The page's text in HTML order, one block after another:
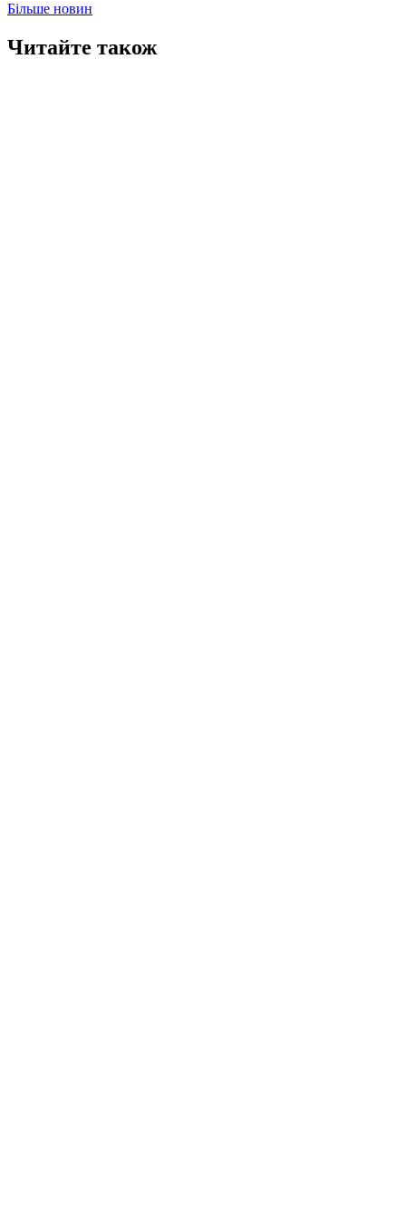
Більше новин
Читайте також